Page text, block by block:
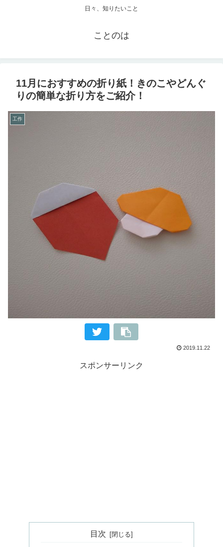
日々、知りたいこと
ことのは
11月におすすめの折り紙！きのこやどんぐ
りの簡単な折り方をご紹介！
工作
2019.11.22
スポンサーリンク
目次